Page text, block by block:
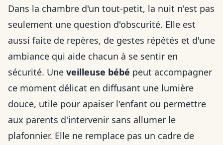
Dans la chambre d'un tout-petit, la nuit n'est pas
seulement une question d'obscurité. Elle est
aussi faite de repères, de gestes répétés et d'une
ambiance qui aide chacun à se sentir en
sécurité. Une veilleuse bébé peut accompagner
ce moment délicat en diffusant une lumière
douce, utile pour apaiser l'enfant ou permettre
aux parents d'intervenir sans allumer le
plafonnier. Elle ne remplace pas un cadre de